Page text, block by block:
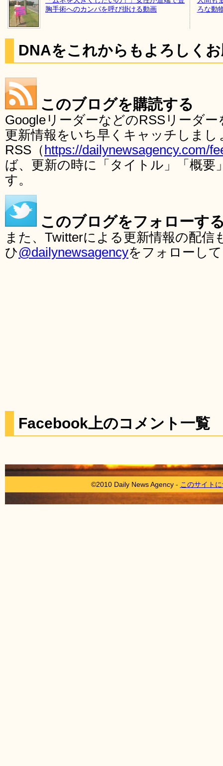
胸手術へのカンパを呼び掛ける動画
ろな動
DNAをこれからもよろしく
このブログを購読する
GoogleリーダーなどのRSSリーダ
更新情報をいち早くキャッチしま
RSS（ https://dailynewsagency.com/
ば、更新の時に「タイトル」「概要
す。
このブログをフォローす
また、Twitterによる更新情報の配
ひ@dailynewsagencyをフォローし
Facebook上のコメント一覧
©2010 Daily News Agency - このサイト